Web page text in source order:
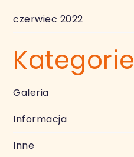
czerwiec 2022
Kategorie
Galeria
Informacja
Inne